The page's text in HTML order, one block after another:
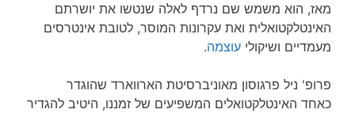
מאז, הוא משמש שם נרדף לאלה שנטשו את יושרתם
האינטלקטואלית ואת עקרונות המוסר, לטובת אינטרסים
מעמדיים ושיקולי עוצמה.
פרופ' ניל פרגוסון מאוניברסיטת הארווארד שהוגדר
כאחד האינטלקטואלים המשפיעים של זמננו, היטיב להגדיר